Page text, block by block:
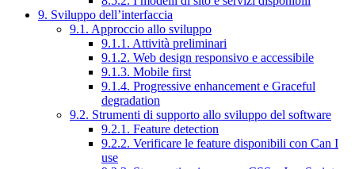
9. Sviluppo dell’interfaccia
9.1. Approccio allo sviluppo
9.1.1. Attività preliminari
9.1.2. Web design responsivo e accessibile
9.1.3. Mobile first
9.1.4. Progressive enhancement e Graceful
degradation
9.2. Strumenti di supporto allo sviluppo del software
9.2.1. Feature detection
9.2.2. Verificare le feature disponibili con Can I
use